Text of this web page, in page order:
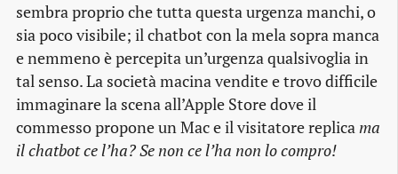
sembra proprio che tutta questa urgenza manchi, o
sia poco visibile; il chatbot con la mela sopra manca
e nemmeno è percepita un’urgenza qualsivoglia in
tal senso. La società macina vendite e trovo difficile
immaginare la scena all’Apple Store dove il
commesso propone un Mac e il visitatore replica ma
il chatbot ce l’ha? Se non ce l’ha non lo compro!